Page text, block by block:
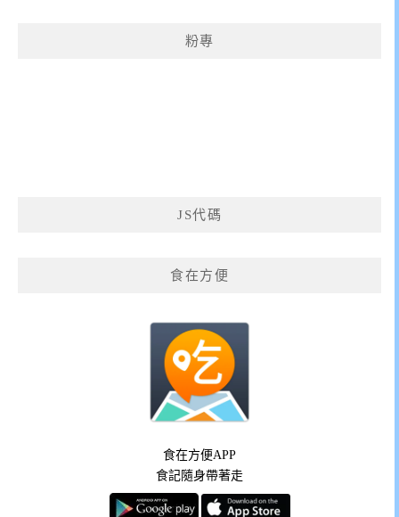
粉專
JS代碼
食在方便
食在方便APP
食記隨身帶著走